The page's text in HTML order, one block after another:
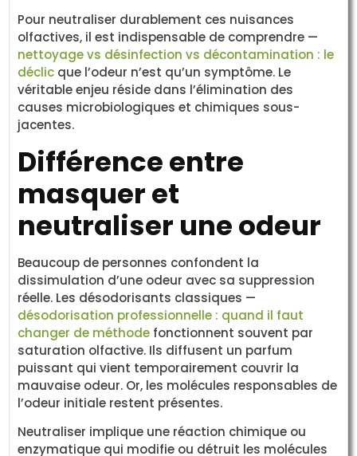
Pour neutraliser durablement ces nuisances
olfactives, il est indispensable de comprendre —
nettoyage vs désinfection vs décontamination : le
déclic que l’odeur n’est qu’un symptôme. Le
véritable enjeu réside dans l’élimination des
causes microbiologiques et chimiques sous-
jacentes.
Différence entre
masquer et
neutraliser une odeur
Beaucoup de personnes confondent la
dissimulation d’une odeur avec sa suppression
réelle. Les désodorisants classiques —
désodorisation professionnelle : quand il faut
changer de méthode fonctionnent souvent par
saturation olfactive. Ils diffusent un parfum
puissant qui vient temporairement couvrir la
mauvaise odeur. Or, les molécules responsables de
l’odeur initiale restent présentes.
Neutraliser implique une réaction chimique ou
enzymatique qui modifie ou détruit les molécules